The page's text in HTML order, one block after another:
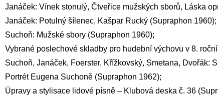
Janáček: Vínek stonulý, Čtveřice mužských sborů, Láska
Janáček: Potulný šílenec, Kašpar Rucký (Supraphon 1960);
Suchoň: Mužské sbory (Supraphon 1960);
Vybrané poslechové skladby pro hudební výchovu v 8.
Suchoň, Janáček, Foerster, Křížkovský, Smetana, Dvořák:
Portrét Eugena Suchoně (Supraphon 1962);
Úpravy a stylisace lidové písně – Klubová deska č. 36